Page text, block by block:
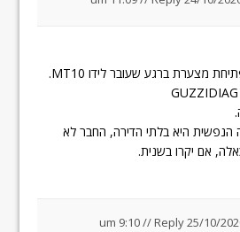
הנפשית היא בלתי הדירה, החבר לא
אם יקרו בשנית.
25/10/2020 um
//Reply